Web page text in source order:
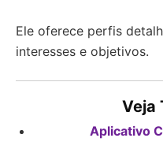
Ele oferece perfis
interesses e objetivos.
Veja
Aplicativo